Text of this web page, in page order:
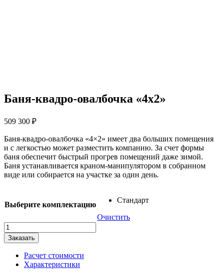
Баня-квадро-овалбочка «4х2»
509 300 ₽
Баня-квадро-овалбочка «4×2» имеет два больших помещения
и с легкостью может разместить компанию. За счет формы
баня обеспечит быстрый прогрев помещений даже зимой.
Баня устанавливается краном-манипулятором в собранном
виде или собирается на участке за один день.
Выберите комплектацию
Стандарт
Очистить
Количество
товара
Баня-
квадро-
овалбочка
Заказать
Расчет стоимости
Характеристики